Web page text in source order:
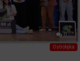
0
Ostrołęka